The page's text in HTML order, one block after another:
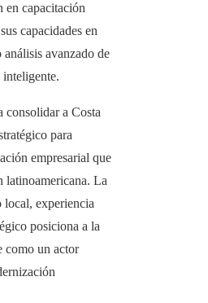
en capacitación
capacidades en
análisis avanzado de
consolidar a Costa
para
empresarial que
latinoamericana. La
local, experiencia
posiciona a la
como un actor